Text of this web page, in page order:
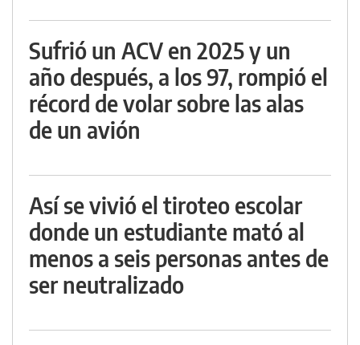
Sufrió un ACV en 2025 y un
año después, a los 97, rompió el
récord de volar sobre las alas
de un avión
Así se vivió el tiroteo escolar
donde un estudiante mató al
menos a seis personas antes de
ser neutralizado